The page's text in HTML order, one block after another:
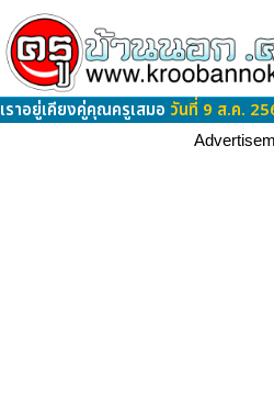
เราอยู่เคียงคู่คุณครูเสมอ วันที่ 9 ส.ค.